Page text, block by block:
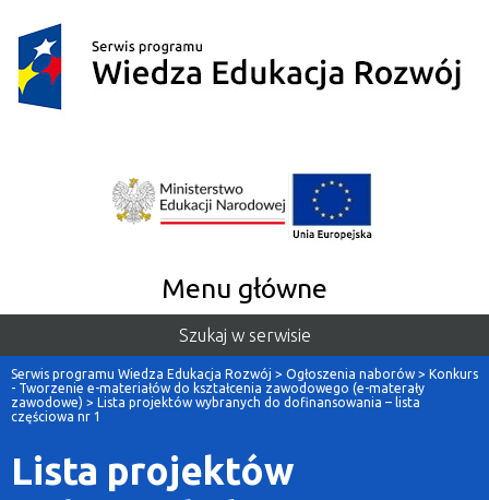
Menu główne
Szukaj w serwisie
Serwis programu Wiedza Edukacja Rozwój > Ogłoszenia naborów > Konkurs
- Tworzenie e-materiałów do kształcenia zawodowego (e-materały
zawodowe) > Lista projektów wybranych do dofinansowania – lista
częściowa nr 1
Lista projektów